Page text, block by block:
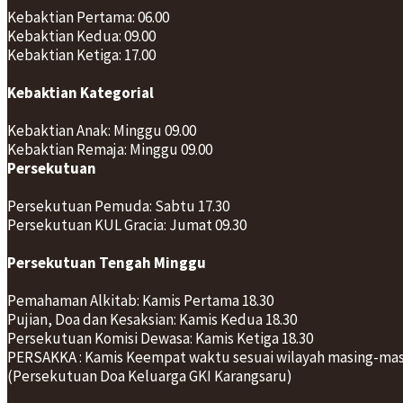
Kebaktian Pertama: 06.00
Kebaktian Kedua: 09.00
Kebaktian Ketiga: 17.00
Kebaktian Kategorial
Kebaktian Anak: Minggu 09.00
Kebaktian Remaja: Minggu 09.00
Persekutuan
Persekutuan Pemuda: Sabtu 17.30
Persekutuan KUL Gracia: Jumat 09.30
Persekutuan Tengah Minggu
Pemahaman Alkitab: Kamis Pertama 18.30
Pujian, Doa dan Kesaksian: Kamis Kedua 18.30
Persekutuan Komisi Dewasa: Kamis Ketiga 18.30
PERSAKKA : Kamis Keempat waktu sesuai wilayah masing-
(Persekutuan Doa Keluarga GKI Karangsaru)